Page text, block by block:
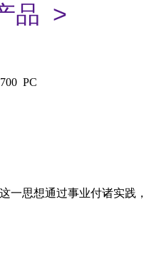
品 >
PC
一思想通过事业付诸实践，